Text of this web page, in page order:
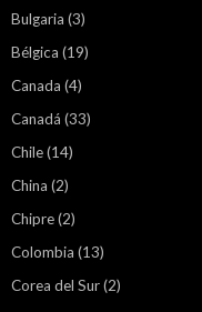
Bulgaria (3)
Bélgica (19)
Canada (4)
Canadá (33)
Chile(14)
China (2)
Chipre(2)
Colombia (13)
Corea del Sur(2)